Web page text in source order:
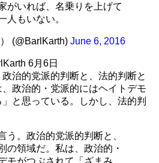
がいれば、名乗りを上げて
人もいない。
(@BarlKarth) June 6, 2016
士） ‏@BarlKarth 6月6日
治的党派的判断と、法的判断と
政治的・党派的にはヘイトデモ
と思っている。しかし、法的判
う。政治的党派的判断と、
の領域だ。私は、政治的・
モがつぶされて「ざまみ